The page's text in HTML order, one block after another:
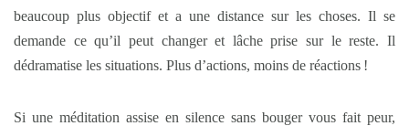
beaucoup plus objectif et a une distance sur les choses. Il se
demande ce qu’il peut changer et lâche prise sur le reste. Il
dédramatise les situations. Plus d’actions, moins de réactions !
Si une méditation assise en silence sans bouger vous fait peur,